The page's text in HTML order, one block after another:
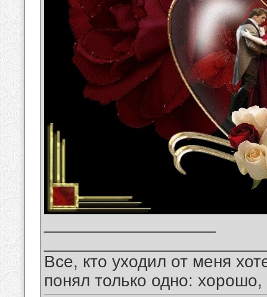
Все, кто уходил от меня
понял только одно: